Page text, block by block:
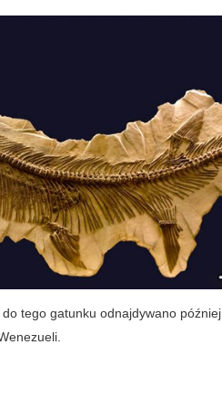
tego gatunku odnajdywano